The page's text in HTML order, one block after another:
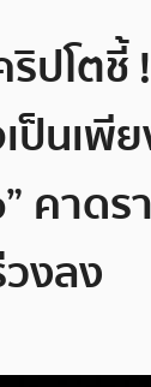
ริปโต
ป็นเพี
คาดร
งลง